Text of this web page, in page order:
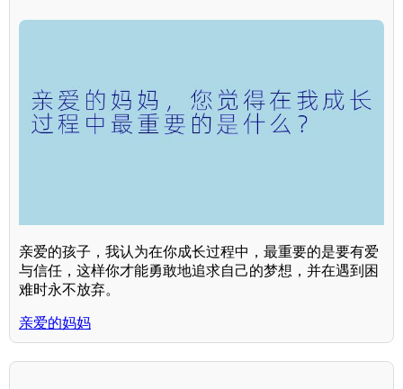
亲爱的孩子，我认为在你成长过程中，最重要的是要有爱
与信任，这样你才能勇敢地追求自己的梦想，并在遇到困
难时永不放弃。
亲爱的妈妈